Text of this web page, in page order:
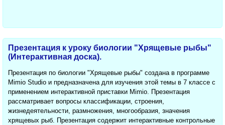
Презентация к уроку биологии "Хрящевые рыбы"
(Интерактивная доска).
Презентация по биологии "Хрящевые рыбы" создана в программе
Mimio Studio и предназначена для изучения этой темы в 7 классе с
применением интерактивной приставки Mimio. Презентация
рассматривает вопросы классификации, строения,
жизнедеятельности, размножения, многообразия, значения
хрящевых рыб. Презентация содержит интерактивные контрольные